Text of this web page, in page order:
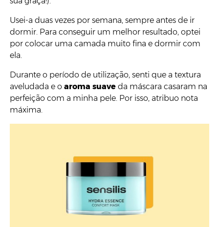
Usei-a duas vezes por semana, sempre antes de ir
dormir. Para conseguir um melhor resultado, optei
por colocar uma camada muito fina e dormir com
ela.
Durante o período de utilização, senti que a textura
aveludada e o aroma suave da máscara casaram na
perfeição com a minha pele. Por isso, atribuo nota
máxima.